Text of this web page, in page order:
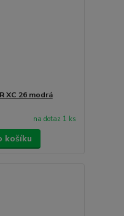
XC 26 modrá
na dotaz 1 ks
košíku